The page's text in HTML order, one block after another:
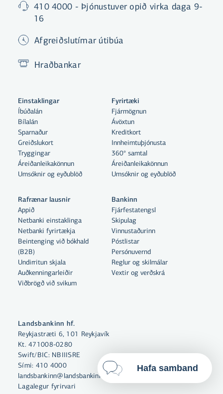
Með því að smella á „Leyfa allar“
til þess að auka virkni vefsins,
greina vefnotkun og aðstoða við
markaðssetningu.
Nánar um vefkökur
Velja vefkökur
410 4000 - Þjónustuver opið virka daga 9-
16
Afgreiðslutímar útibúa
Hraðbankar
Landsbankinn hf.
Reykjastræti 6, 101 Reykjavík
Kt. 471008-0280
Swift/BIC: NBIIISRE
Sími: 410 4000
landsbankinn@landsbankinn.is
Lagalegur fyrirvari
Einstaklingar
Íbúðalán
Bílalán
Sparnaður
Greiðslukort
Tryggingar
Áreiðanleikakönnun
Umsóknir og eyðublöð
Fyrirtæki
Fjármögnun
Ávöxtun
Kreditkort
Innheimtuþjónusta
360° samtal
Áreiðanleikakönnun
Umsóknir og eyðublöð
Rafrænar lausnir
Appið
Netbanki einstaklinga
Netbanki fyrirtækja
Beintenging við bókhald
(B2B)
Undirritun skjala
Auðkenningarleiðir
Viðbrögð við svikum
Bankinn
Fjárfestatengsl
Skipulag
Vinnustaðurinn
Póstlistar
Persónuvernd
Reglur og skilmálar
Vextir og verðskrá
Hafa samband